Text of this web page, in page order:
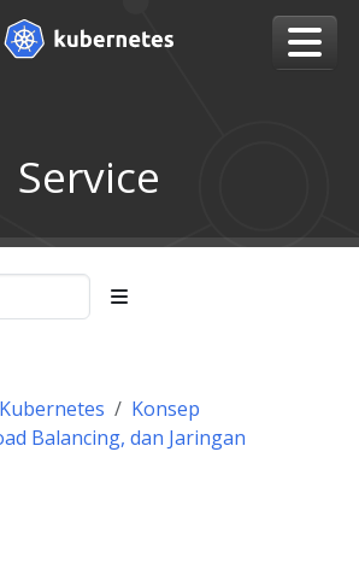
Service
Konsep
Balancing, dan Jaringan